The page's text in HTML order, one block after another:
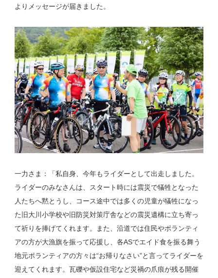
よりメッセージが届きました。
一力さま：「私自身、今年もライダーとして出走しました。
ライダーのみなさんは、スタート時には震災で犠牲となった
人たちへ黙とうし、コース途中では多くの児童が犠牲になっ
た旧大川小学校や旧防災対策庁舎などの震災遺構に立ち寄っ
て祈りを捧げてくれます。また、沿道では住民やボランティ
アの方が大漁旗を振って応援し、各ASでエイド食を振る舞う
地元ボランティアの方々は“お帰りなさい”と言ってライダーを
迎えてくれます。瓦礫や仮設住宅など災禍の爪痕が残る開催